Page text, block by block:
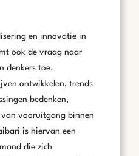
en innovatie in
ook de vraag naar
denkers toe.
ontwikkelen, trends
bedenken,
vooruitgang binnen
is hiervan een
die zich